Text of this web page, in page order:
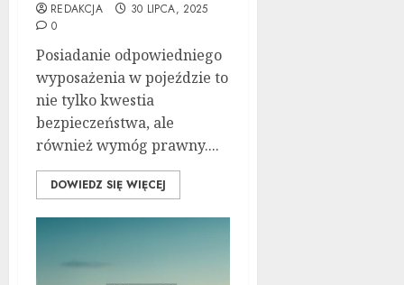
REDAKCJA
30 LIPCA, 2025
0
Posiadanie odpowiedniego
wyposażenia w pojeździe to
nie tylko kwestia
bezpieczeństwa, ale
również wymóg prawny....
DOWIEDZ SIĘ WIĘCEJ